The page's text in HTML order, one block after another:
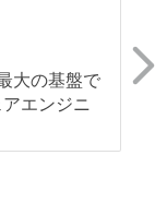
大の基盤で
エンジニ